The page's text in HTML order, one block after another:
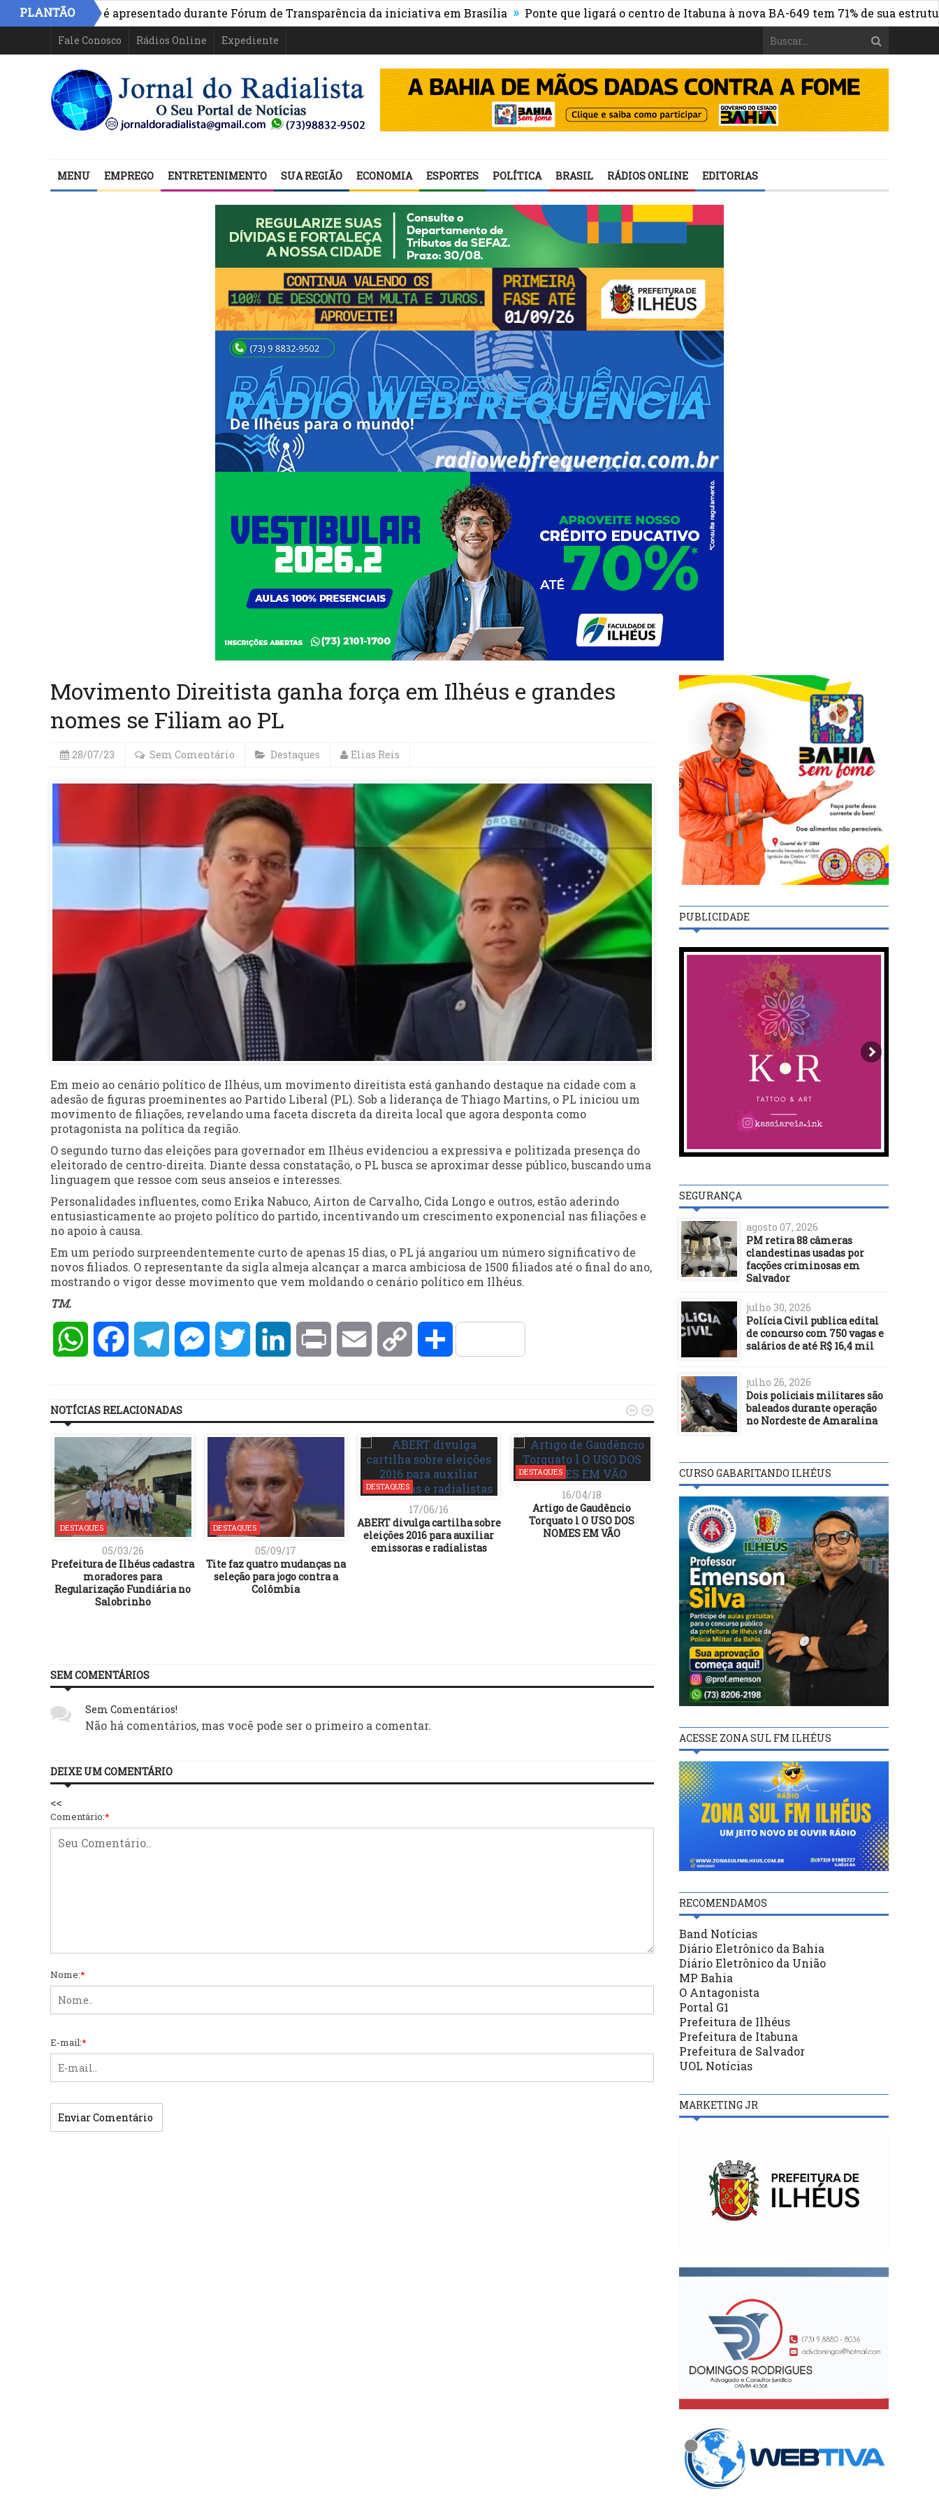
PLANTÃO
na Bahia é apresentado durante Fórum de Transparência da iniciativa em Brasília » Ponte que ligará o centro de Itabuna à nova BA-649 tem 71% de sua estrutura de
Fale Conosco Rádios Online Expediente
MENU EMPREGO ENTRETENIMENTO SUA REGIÃO ECONOMIA ESPORTES POLÍTICA BRASIL RÁDIOS ONLINE EDITORIAS
Movimento Direitista ganha força em Ilhéus e grandes
nomes se Filiam ao PL
28/07/23 Sem Comentário Destaques Elias Reis
Em meio ao cenário político de Ilhéus, um movimento direitista está ganhando destaque na cidade com a
adesão de figuras proeminentes ao Partido Liberal (PL). Sob a liderança de Thiago Martins, o PL iniciou um
movimento de filiações, revelando uma faceta discreta da direita local que agora desponta como
protagonista na política da região.
O segundo turno das eleições para governador em Ilhéus evidenciou a expressiva e politizada presença do
eleitorado de centro-direita. Diante dessa constatação, o PL busca se aproximar desse público, buscando uma
linguagem que ressoe com seus anseios e interesses.
Personalidades influentes, como Erika Nabuco, Airton de Carvalho, Cida Longo e outros, estão aderindo
entusiasticamente ao projeto político do partido, incentivando um crescimento exponencial nas filiações e
no apoio à causa.
Em um período surpreendentemente curto de apenas 15 dias, o PL já angariou um número significativo de
novos filiados. O representante da sigla almeja alcançar a marca ambiciosa de 1500 filiados até o final do ano,
mostrando o vigor desse movimento que vem moldando o cenário político em Ilhéus.
TM.
WhatsAppFacebookTelegramMessengerTwitter LinkedInPrint Email Copy Compartilhar
NOTÍCIAS RELACIONADAS
DESTAQUES
05/03/26
Prefeitura de Ilhéus cadastra
moradores para
Regularização Fundiária no
Salobrinho
DESTAQUES
05/09/17
Tite faz quatro mudanças na
seleção para jogo contra a
Colômbia
DESTAQUES
17/06/16
ABERT divulga cartilha sobre
eleições 2016 para auxiliar
emissoras e radialistas
DESTAQUES
16/04/18
Artigo de Gaudêncio
Torquato l O USO DOS
NOMES EM VÃO
DESTAQUES
29/05/24
7ª Conferência Municipal de
Ilhéus: Rumo a uma cidade
inclusiva e sustentável
DESTAQUES
28/01/16
“Anúncios
Municipal de Ilhéus
conter de forma
afirma o Vereador
 
SEM COMENTÁRIOS
Sem Comentários!
Não há comentários, mas você pode ser o primeiro a comentar.
DEIXE UM COMENTÁRIO
<<
Comentário:*
Nome:*
E-mail:*
PUBLICIDADE
SEGURANÇA
agosto 07, 2026
PM retira 88 câmeras
clandestinas usadas por
facções criminosas em
Salvador
julho 30, 2026
Polícia Civil publica edital
de concurso com 750 vagas e
salários de até R$ 16,4 mil
julho 26, 2026
Dois policiais militares são
baleados durante operação
no Nordeste de Amaralina
CURSO GABARITANDO ILHÉUS
ACESSE ZONA SUL FM ILHÉUS
RECOMENDAMOS
Band Notícias
Diário Eletrônico da Bahia
Diário Eletrônico da União
MP Bahia
O Antagonista
Portal G1
Prefeitura de Ilhéus
Prefeitura de Itabuna
Prefeitura de Salvador
UOL Notícias
MARKETING JR